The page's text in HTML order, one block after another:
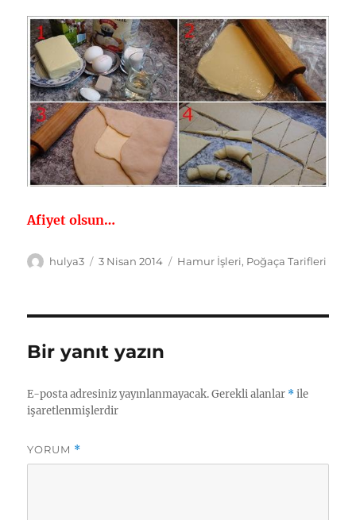
Afiyet olsun…
Yazar
hulya3
Yayın
3 Nisan 2014 Kategoriler
Hamur İşleri, Poğaça Tarifleri
Bir yanıt yazın
E-posta adresiniz yayınlanmayacak. Gerekli alanlar *ile
işaretlenmişlerdir
YORUM *